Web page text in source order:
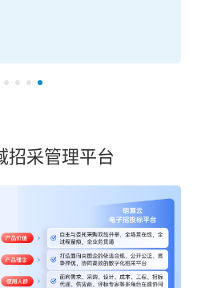
招采管理平台